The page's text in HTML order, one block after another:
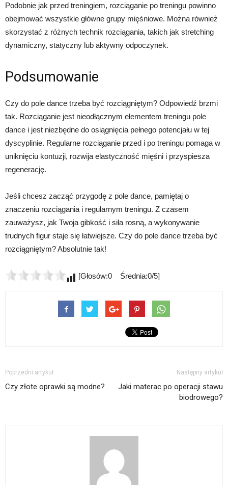
Podobnie jak przed treningiem, rozciąganie po treningu powinno
obejmować wszystkie główne grupy mięśniowe. Można również
skorzystać z różnych technik rozciągania, takich jak stretching
dynamiczny, statyczny lub aktywny odpoczynek.
Podsumowanie
Czy do pole dance trzeba być rozciągniętym? Odpowiedź brzmi
tak. Rozciąganie jest nieodłącznym elementem treningu pole
dance i jest niezbędne do osiągnięcia pełnego potencjału w tej
dyscyplinie. Regularne rozciąganie przed i po treningu pomaga w
uniknięciu kontuzji, rozwija elastyczność mięśni i przyspiesza
regenerację.
Jeśli chcesz zacząć przygodę z pole dance, pamiętaj o
znaczeniu rozciągania i regularnym treningu. Z czasem
zauważysz, jak Twoja gibkość i siła rosną, a wykonywanie
trudnych figur staje się łatwiejsze. Czy do pole dance trzeba być
rozciągniętym? Absolutnie tak!
[Głosów:0 Średnia:0/5]
Poprzedni artykuł
Czy złote oprawki są modne?
Następny artykuł
Jaki materac po operacji stawu
biodrowego?